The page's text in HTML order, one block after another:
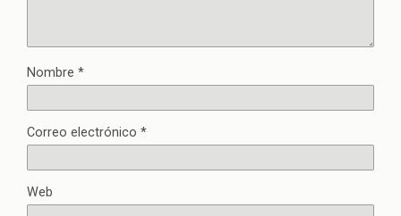
Nombre *
Correo electrónico *
Web